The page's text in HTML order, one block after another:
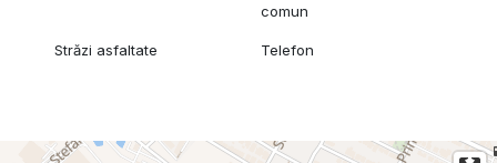
comun
Străzi asfaltate Telefon